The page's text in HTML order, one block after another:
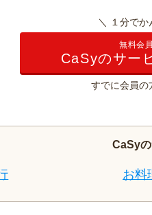
＼ １分でか
無料会
CaSyのサー
すでに会員の
CaSy
お料